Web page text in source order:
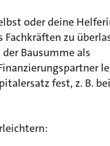
oder deine
zu
Bausumme als
fest, z. B.